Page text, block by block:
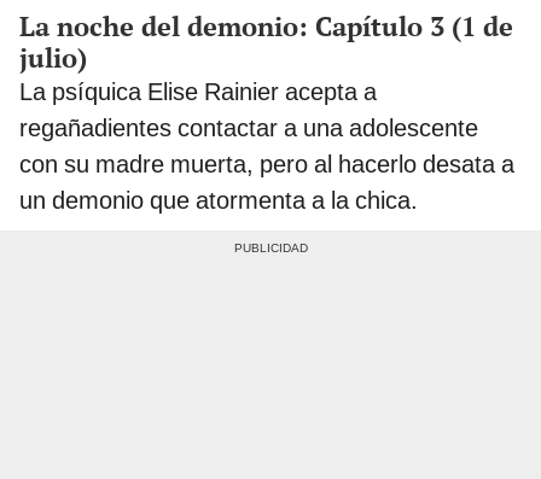
La noche del demonio: Capítulo 3 (1 de
julio)
La psíquica Elise Rainier acepta a
regañadientes contactar a una adolescente
con su madre muerta, pero al hacerlo desata a
un demonio que atormenta a la chica.